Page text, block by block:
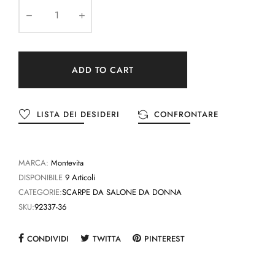
ADD TO CART
LISTA DEI DESIDERI CONFRONTARE
MARCA: Montevita
DISPONIBILE 9 Articoli
CATEGORIE:SCARPE DA SALONE DA DONNA
SKU:92337-36
CONDIVIDI TWITTA PINTEREST